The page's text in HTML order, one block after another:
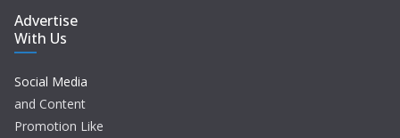
Advertise
With Us
Social Media
and Content
Promotion Like